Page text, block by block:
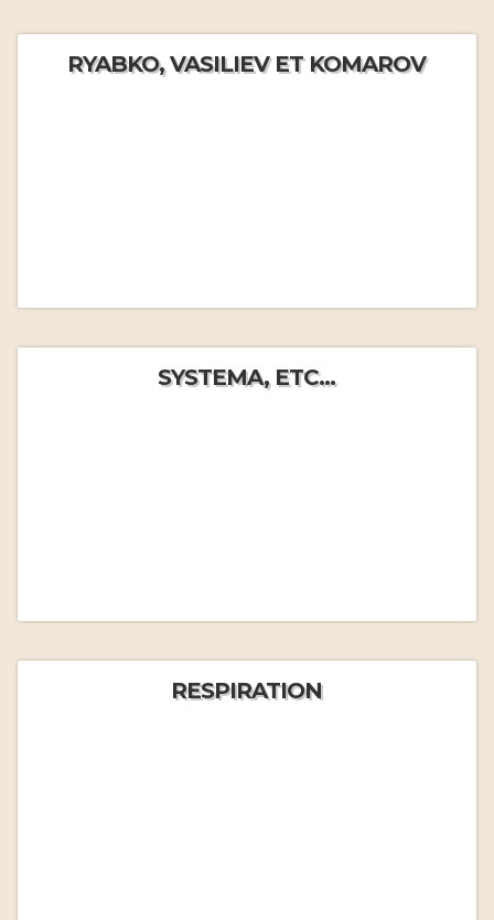
RYABKO, VASILIEV ET KOMAROV
SYSTEMA, ETC...
RESPIRATION